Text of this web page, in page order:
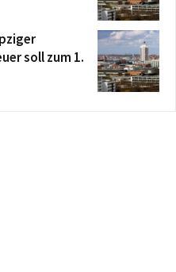
soll zum 1.